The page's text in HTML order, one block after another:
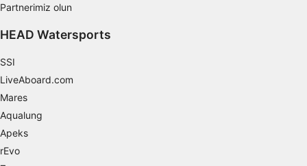
Partnerimiz olun
HEAD Watersports
SSI
LiveAboard.com
Mares
Aqualung
Apeks
rEvo